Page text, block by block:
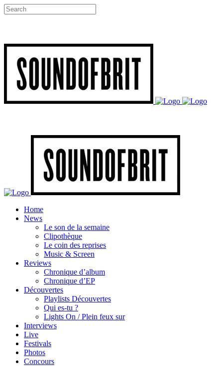
Home
News
Le son de la semaine
Clipothèque
Le coin des reprises
Music & Screen
Reviews
Chronique d’album
Chronique d’EP
Découvertes
Playlists Découvertes
Qui es-tu ?
Lights On / Plein feux sur
Interviews
Live
Festivals
Photos
Concours